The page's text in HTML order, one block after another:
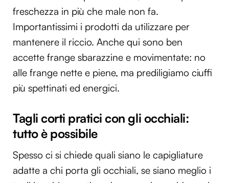
freschezza in più che male non fa.
Importantissimi i prodotti da utilizzare per
mantenere il riccio. Anche qui sono ben
accette frange sbarazzine e movimentate: no
alle frange nette e piene, ma prediligiamo ciuffi
più spettinati ed energici.
Tagli corti pratici con gli occhiali:
tutto è possibile
Spesso ci si chiede quali siano le capigliature
adatte a chi porta gli occhiali, se siano meglio i